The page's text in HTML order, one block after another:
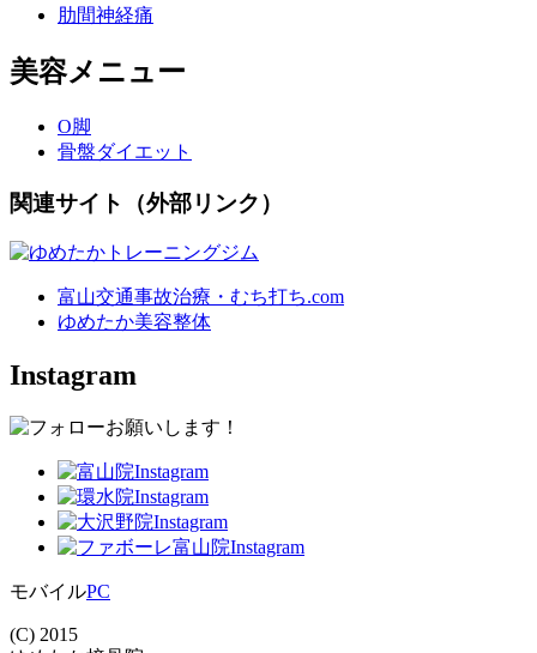
肋間神経痛
美容メニュー
O脚
骨盤ダイエット
関連サイト（外部リンク）
富山交通事故治療・むち打ち.com
ゆめたか美容整体
Instagram
モバイルPC
(C) 2015